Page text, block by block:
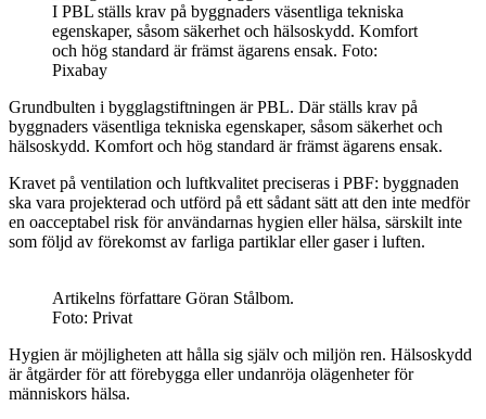
I PBL ställs krav på byggnaders väsentliga tekniska
egenskaper, såsom säkerhet och hälsoskydd. Komfort
och hög standard är främst ägarens ensak. Foto:
Pixabay
Grundbulten i bygglagstiftningen är PBL. Där ställs krav på
byggnaders väsentliga tekniska egenskaper, såsom säkerhet och
hälsoskydd. Komfort och hög standard är främst ägarens ensak.
Kravet på ventilation och luftkvalitet preciseras i PBF: byggnaden
ska vara projekterad och utförd på ett sådant sätt att den inte medför
en oacceptabel risk för användarnas hygien eller hälsa, särskilt inte
som följd av förekomst av farliga partiklar eller gaser i luften.
Artikelns författare Göran Stålbom.
Foto: Privat
Hygien är möjligheten att hålla sig själv och miljön ren. Hälsoskydd
är åtgärder för att förebygga eller undanröja olägenheter för
människors hälsa.